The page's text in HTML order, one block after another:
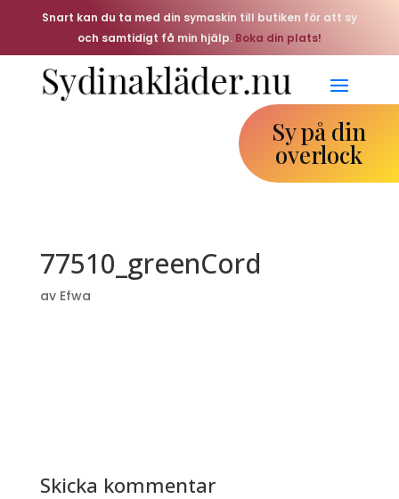
Snart kan du ta med din symaskin till butiken för att sy
och samtidigt få min hjälp. Boka din plats!
Sy på din
overlock
77510_greenCord
av Efwa
Skicka kommentar